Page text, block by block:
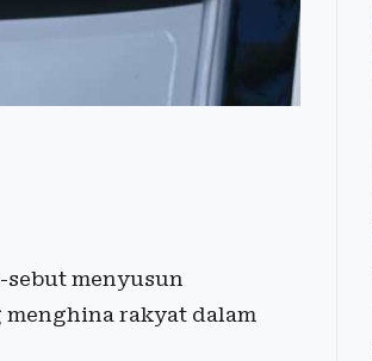
sebut menyusun
menghina rakyat dalam